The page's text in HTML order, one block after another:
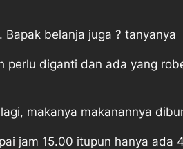
belanja juga ? tanyanya
diganti dan ada yang
makanya makanannya
jam 15.00 itupun hanya ada